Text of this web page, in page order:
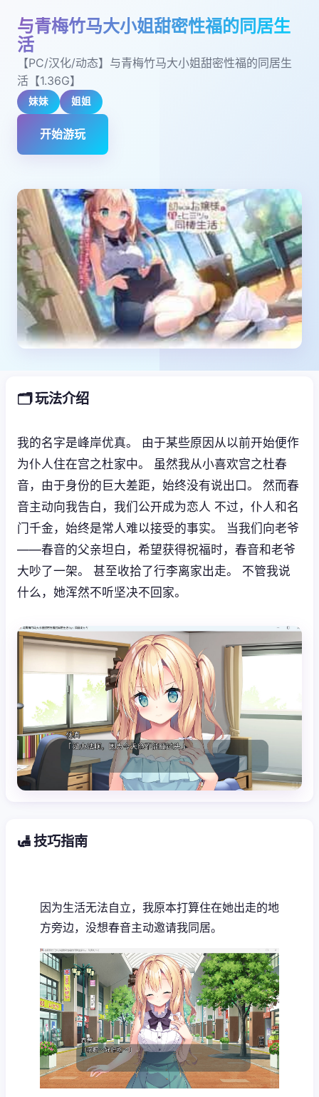
与青梅竹马大小姐甜密性福的同居生
活
【PC/汉化/动态】与青梅竹马大小姐甜密性福的同居生
活【1.36G】
妹妹 姐姐
开始游玩
🗂️ 玩法介绍
我的名字是峰岸优真。 由于某些原因从以前开始便作
为仆人住在宫之杜家中。 虽然我从小喜欢宫之杜春
音，由于身份的巨大差距，始终没有说出口。 然而春
音主动向我告白，我们公开成为恋人 不过，仆人和名
门千金，始终是常人难以接受的事实。 当我们向老爷
——春音的父亲坦白，希望获得祝福时，春音和老爷
大吵了一架。 甚至收拾了行李离家出走。 不管我说
什么，她浑然不听坚决不回家。
🛃 技巧指南
因为生活无法自立，我原本打算住在她出走的地
方旁边，没想春音主动邀请我同居。